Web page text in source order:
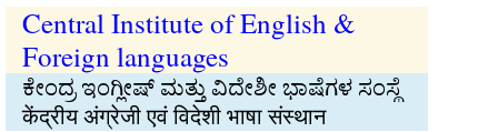
Central Institute of English &
Foreign languages
ಕೇಂದ್ರ ಇಂಗ್ಲೀಷ್ ಮತ್ತು ವಿದೇಶೀ ಭಾಷೆಗಳ ಸಂಸ್ಥೆ
केंद्रीय अंग्रेजी एवं विदेशी भाषा संस्थान